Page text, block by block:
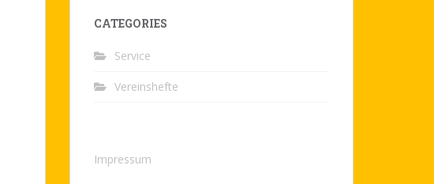
CATEGORIES
Service
Vereinshefte
Impressum